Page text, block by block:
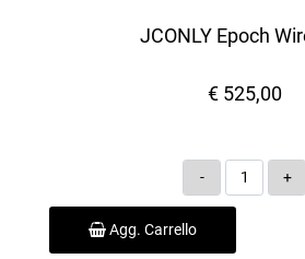
JCONLY Epoch
€ 525,00
Quantità
Agg. Carrello